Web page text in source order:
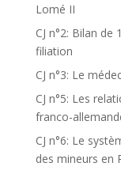
Lomé II
CJ n°2: Bilan
filiation
CJ n°3: Le
CJ n°5: Les
franco-
CJ n°6: Le
des mineurs en